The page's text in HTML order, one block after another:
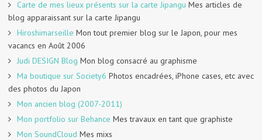
Carte de mes lieux présents sur la carte Jipangu Mes articles de
blog apparaissant sur la carte Jipangu
Hiroshimarseille Mon tout premier blog sur le Japon, pour mes
vacancs en Août 2006
Judi DESIGN Blog Mon blog consacré au graphisme
Ma boutique sur Society6 Photos encadrées, iPhone cases, etc avec
des photos du Japon
Mon ancien blog (2007-2011)
Mon portfolio sur Behance Mes travaux en tant que graphiste
Mon SoundCloud Mes mixs